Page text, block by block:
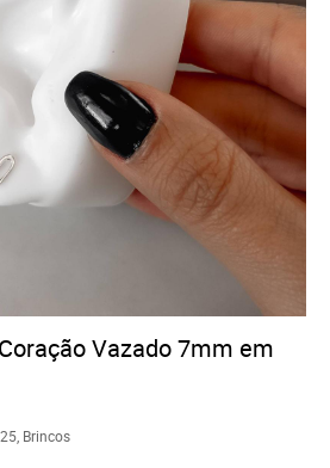
Vazado 7mm em
Brincos